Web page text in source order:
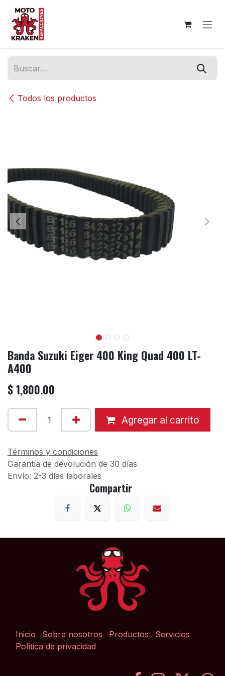
Ir al contenido
Todos los productos
Banda Suzuki Eiger 400 King Quad 400 LT-
A400
$1,800.00
Agregar al carrito
Términos y condiciones
Garantía de devolución de 30 días
Envío: 2-3 días laborales
Compartir
Inicio Sobre nosotros Productos
Servicios
Política de privacidad